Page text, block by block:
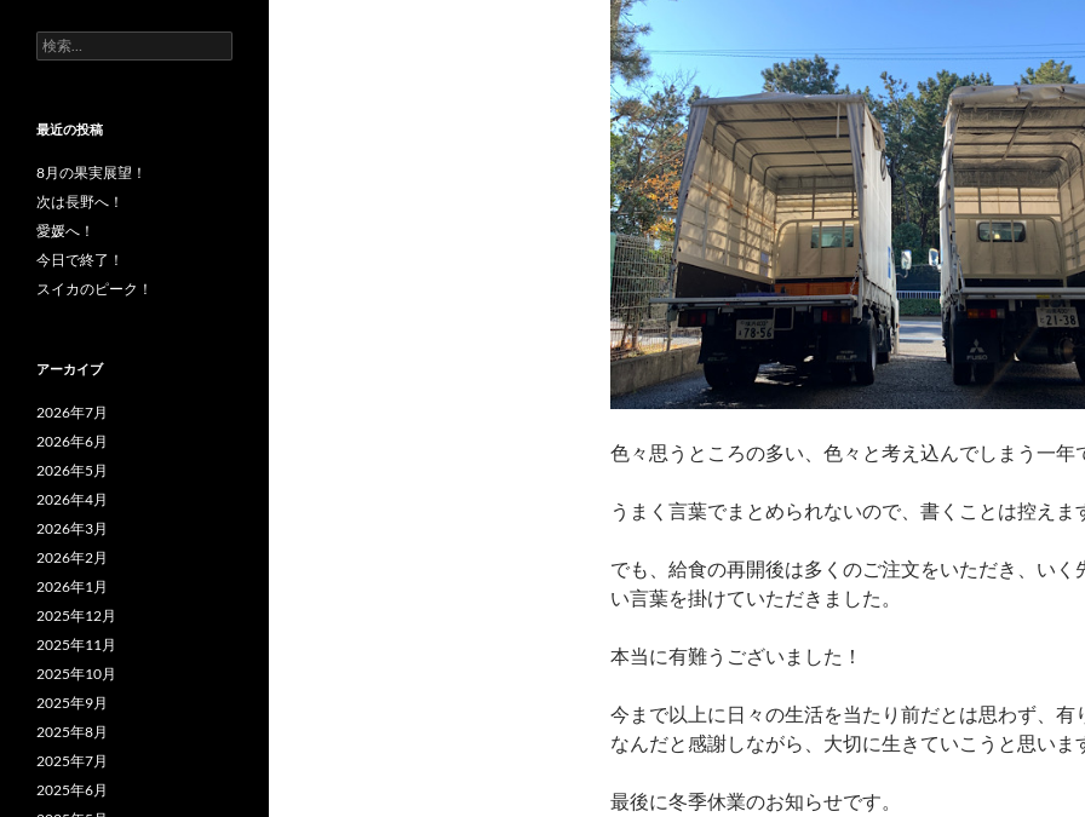
色々思うところの多い、色々と考え込んでしまう一年
うまく言葉でまとめられないので、書くことは控えま
でも、給食の再開後は多くのご注文をいただき、いく
い言葉を掛けていただきました。
本当に有難うございました！
今まで以上に日々の生活を当たり前だとは思わず、有
なんだと感謝しながら、大切に生きていこうと思いま
最後に冬季休業のお知らせです。
検
索:
最近の投稿
8月の果実展望！
次は長野へ！
愛媛へ！
今日で終了！
スイカのピーク！
アーカイブ
2026年7月
2026年6月
2026年5月
2026年4月
2026年3月
2026年2月
2026年1月
2025年12月
2025年11月
2025年10月
2025年9月
2025年8月
2025年7月
2025年6月